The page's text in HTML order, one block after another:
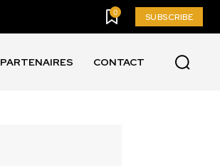
0 SUBSCRIBE
PARTENAIRES CONTACT